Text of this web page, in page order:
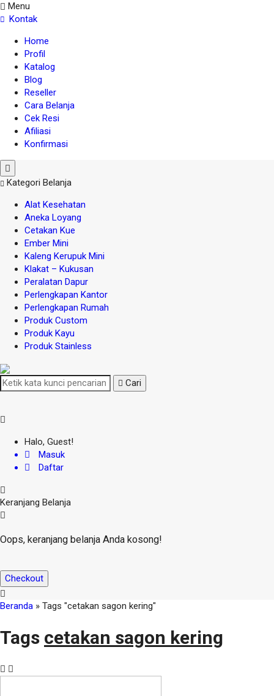
Menu
Kontak
Home
Profil
Katalog
Blog
Reseller
Cara Belanja
Cek Resi
Afiliasi
Konfirmasi
Kategori Belanja
Alat Kesehatan
Aneka Loyang
Cetakan Kue
Ember Mini
Kaleng Kerupuk Mini
Klakat – Kukusan
Peralatan Dapur
Perlengkapan Kantor
Perlengkapan Rumah
Produk Custom
Produk Kayu
Produk Stainless
Cari
Halo, Guest!
Masuk
Daftar
Keranjang Belanja
Oops, keranjang belanja Anda kosong!
Checkout
Beranda » Tags "cetakan sagon kering"
Tags cetakan sagon kering